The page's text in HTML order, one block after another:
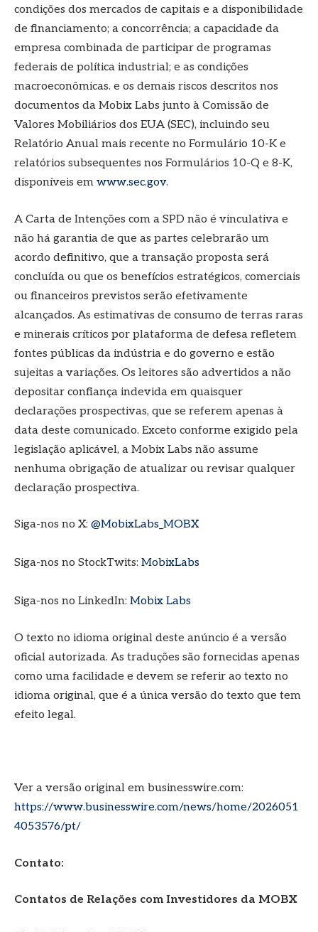
condições dos mercados de capitais e a disponibilidade
de financiamento; a concorrência; a capacidade da
empresa combinada de participar de programas
federais de política industrial; e as condições
macroeconômicas. e os demais riscos descritos nos
documentos da Mobix Labs junto à Comissão de
Valores Mobiliários dos EUA (SEC), incluindo seu
Relatório Anual mais recente no Formulário 10-K e
relatórios subsequentes nos Formulários 10-Q e 8-K,
disponíveis em www.sec.gov.
A Carta de Intenções com a SPD não é vinculativa e
não há garantia de que as partes celebrarão um
acordo definitivo, que a transação proposta será
concluída ou que os benefícios estratégicos, comerciais
ou financeiros previstos serão efetivamente
alcançados. As estimativas de consumo de terras raras
e minerais críticos por plataforma de defesa refletem
fontes públicas da indústria e do governo e estão
sujeitas a variações. Os leitores são advertidos a não
depositar confiança indevida em quaisquer
declarações prospectivas, que se referem apenas à
data deste comunicado. Exceto conforme exigido pela
legislação aplicável, a Mobix Labs não assume
nenhuma obrigação de atualizar ou revisar qualquer
declaração prospectiva.
Siga-nos no X: @MobixLabs_MOBX
Siga-nos no StockTwits: MobixLabs
Siga-nos no LinkedIn: Mobix Labs
O texto no idioma original deste anúncio é a versão
oficial autorizada. As traduções são fornecidas apenas
como uma facilidade e devem se referir ao texto no
idioma original, que é a única versão do texto que tem
efeito legal.
Ver a versão original em businesswire.com:
https://www.businesswire.com/news/home/2026051
4053576/pt/
Contato:
Contatos de Relações com Investidores da MOBX